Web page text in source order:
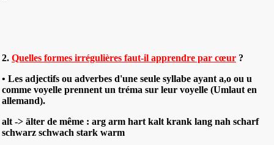
2. Quelles formes irrégulières faut-il apprendre par cœur ?
• Les adjectifs ou adverbes d'une seule syllabe ayant a,o ou u
comme voyelle prennent un tréma sur leur voyelle (Umlaut en
allemand).
alt -> älter de même : arg arm hart kalt krank lang nah scharf
schwarz schwach stark warm